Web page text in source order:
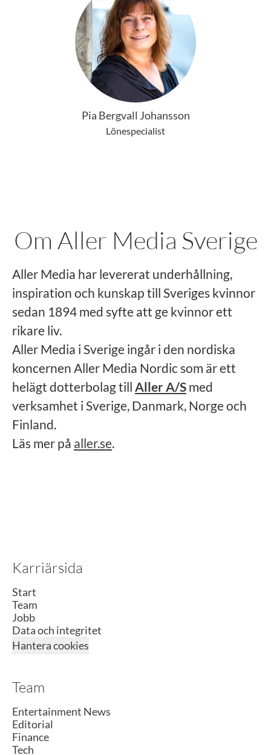
Pia Bergvall Johansson
Lönespecialist
Om Aller Media Sverige
Aller Media har levererat underhållning,
inspiration och kunskap till Sveriges kvinnor
sedan 1894 med syfte att ge kvinnor ett
rikare liv.
Aller Media i Sverige ingår i den nordiska
koncernen Aller Media Nordic som är ett
helägt dotterbolag till Aller A/S med
verksamhet i Sverige, Danmark, Norge och
Finland.
Läs mer på aller.se.
Karriärsida
Start
Team
Jobb
Data och integritet
Hantera cookies
Team
Entertainment News
Editorial
Finance
Tech